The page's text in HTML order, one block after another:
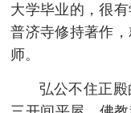
大学毕业的，很
普济寺修持著作
师。
弘公不住正